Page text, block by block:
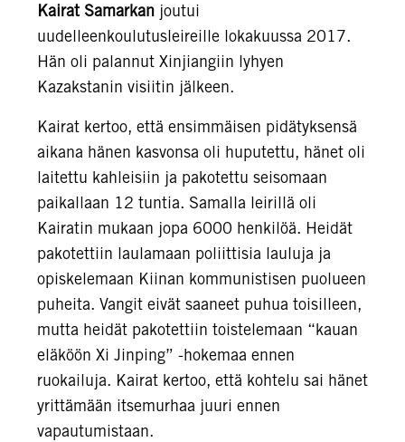
Kairat Samarkan joutui
uudelleenkoulutusleireille lokakuussa 2017.
Hän oli palannut Xinjiangiin lyhyen
Kazakstanin visiitin jälkeen.
Kairat kertoo, että ensimmäisen pidätyksensä
aikana hänen kasvonsa oli huputettu, hänet oli
laitettu kahleisiin ja pakotettu seisomaan
paikallaan 12 tuntia. Samalla leirillä oli
Kairatin mukaan jopa 6000 henkilöä. Heidät
pakotettiin laulamaan poliittisia lauluja ja
opiskelemaan Kiinan kommunistisen puolueen
puheita. Vangit eivät saaneet puhua toisilleen,
mutta heidät pakotettiin toistelemaan “kauan
eläköön Xi Jinping” -hokemaa ennen
ruokailuja. Kairat kertoo, että kohtelu sai hänet
yrittämään itsemurhaa juuri ennen
vapautumistaan.